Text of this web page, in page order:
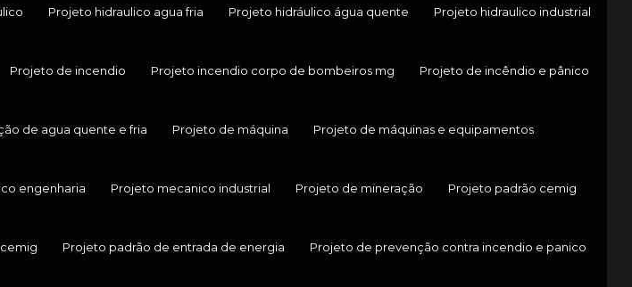
Projeto hidraulico agua fria Projeto hidráulico água quente Projeto hidraulico industrial
Projeto de incendio Projeto incendio corpo de bombeiros mg Projeto de incêndio e pânico
de agua quente e fria Projeto de máquina Projeto de máquinas e equipamentos
engenharia Projeto mecanico industrial Projeto de mineração Projeto padrão cemig
Projeto padrão de entrada de energia Projeto de prevenção contra incendio e panico